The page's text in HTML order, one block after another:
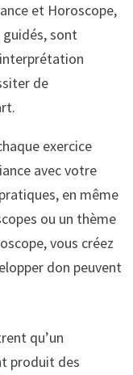
et Horoscope,
sont
de
exercice
avec votre
en même
ou un thème
vous créez
don peuvent
qu’un
produit des